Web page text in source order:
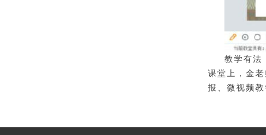
教学有法
课堂上，金
报、微视频